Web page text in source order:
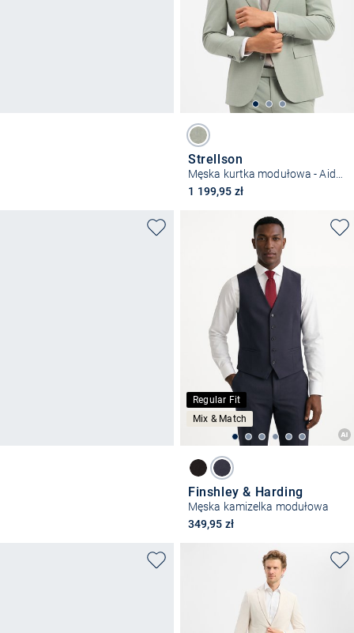
Strellson
1 199,95 zł
Regular Fit
Mix & Match
Finshley & Harding
Męska kamizelka modułowa
349,95 zł